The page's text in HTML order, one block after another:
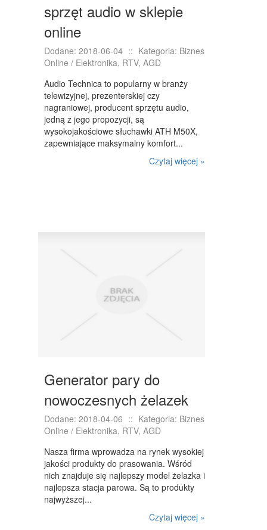
sprzęt audio w sklepie
online
Dodane: 2018-06-04 :: Kategoria: Biznes
Online / Elektronika, RTV, AGD
Audio Technica to popularny w branży
telewizyjnej, prezenterskiej czy
nagraniowej, producent sprzętu audio,
jedną z jego propozycji, są
wysokojakościowe słuchawki ATH M50X,
zapewniające maksymalny komfort...
Czytaj więcej »
Generator pary do
nowoczesnych żelazek
Dodane: 2018-04-06 :: Kategoria: Biznes
Online / Elektronika, RTV, AGD
Nasza firma wprowadza na rynek wysokiej
jakości produkty do prasowania. Wśród
nich znajduje się najlepszy model żelazka i
najlepsza stacja parowa. Są to produkty
najwyższej...
Czytaj więcej »